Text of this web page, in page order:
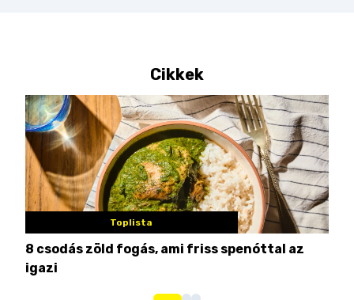
Cikkek
Toplista
8 csodás zöld fogás, ami friss spenóttal az
igazi